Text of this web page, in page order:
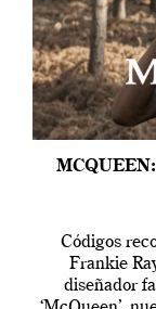
Códigos
Frankie
diseñador